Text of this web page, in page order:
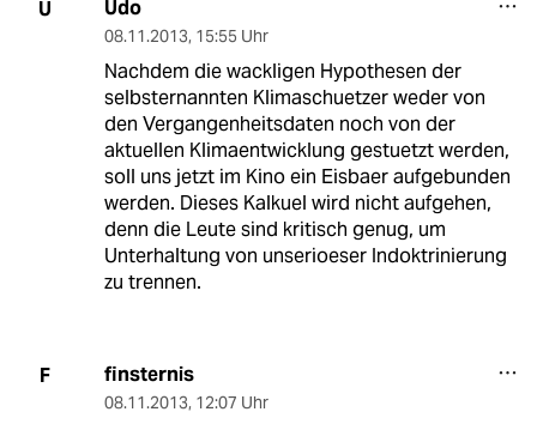
U Udo
08.11.2013, 15:55 Uhr
Nachdem die wackligen Hypothesen der
selbsternannten Klimaschuetzer weder von
den Vergangenheitsdaten noch von der
aktuellen Klimaentwicklung gestuetzt werden,
soll uns jetzt im Kino ein Eisbaer aufgebunden
werden. Dieses Kalkuel wird nicht aufgehen,
denn die Leute sind kritisch genug, um
Unterhaltung von unserioeser Indoktrinierung
zu trennen.
F finsternis
08.11.2013, 12:07 Uhr